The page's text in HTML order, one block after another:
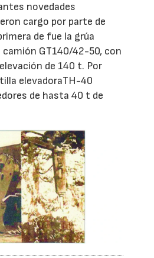
novedades
cargo por parte de
de fue la grúa
GT140/42-50, con
de 140 t. Por
elevadoraTH-40
de hasta 40 t de